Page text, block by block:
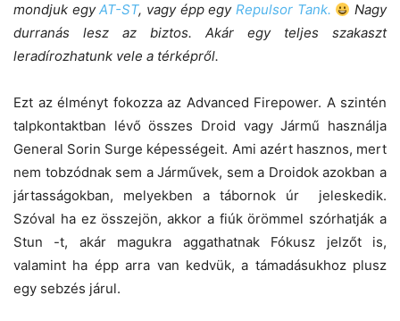
mondjuk egyAT-ST, vagy épp egy Repulsor Tank.
Nagy
durranás lesz az biztos. Akár egy teljes szakaszt
leradírozhatunk vele a térképről.
Ezt az élményt fokozza az Advanced Firepower. A szintén
talpkontaktban lévő összes Droid vagy Jármű használja
General Sorin Surge képességeit. Ami azért hasznos, mert
nem tobzódnak sem a Járművek, sem a Droidok azokban a
jártasságokban, melyekben a tábornok úr jeleskedik.
Szóval ha ez összejön, akkor a fiúk örömmel szórhatják a
Stun -t, akár magukra aggathatnak Fókusz jelzőt is,
valamint ha épp arra van kedvük, a támadásukhoz plusz
egy sebzés járul.